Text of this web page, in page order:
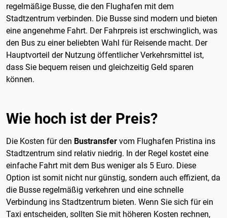
regelmäßige Busse, die den Flughafen mit dem
Stadtzentrum verbinden. Die Busse sind modern und bieten
eine angenehme Fahrt. Der Fahrpreis ist erschwinglich, was
den Bus zu einer beliebten Wahl für Reisende macht. Der
Hauptvorteil der Nutzung öffentlicher Verkehrsmittel ist,
dass Sie bequem reisen und gleichzeitig Geld sparen
können.
Wie hoch ist der Preis?
Die Kosten für den Bustransfer vom Flughafen Pristina ins
Stadtzentrum sind relativ niedrig. In der Regel kostet eine
einfache Fahrt mit dem Bus weniger als 5 Euro. Diese
Option ist somit nicht nur günstig, sondern auch effizient, da
die Busse regelmäßig verkehren und eine schnelle
Verbindung ins Stadtzentrum bieten. Wenn Sie sich für ein
Taxi entscheiden, sollten Sie mit höheren Kosten rechnen,